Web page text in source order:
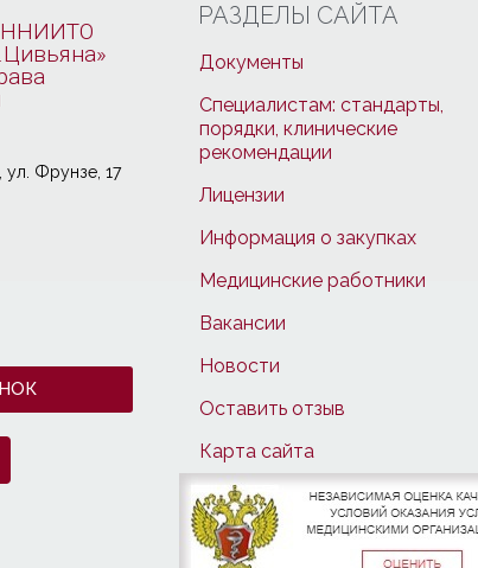
Фрунзе, 17
РАЗДЕЛЫ САЙТА
Документы
Специалистам: стандарты,
порядки, клинические
рекомендации
Лицензии
Информация о закупках
Медицинские работники
Вакансии
Новости
Оставить отзыв
Карта сайта